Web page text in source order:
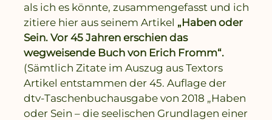
als ich es könnte, zusammengefasst und ich
zitiere hier aus seinem Artikel „Haben oder
Sein. Vor 45 Jahren erschien das
wegweisende Buch von Erich Fromm“.
(Sämtlich Zitate im Auszug aus Textors
Artikel entstammen der 45. Auflage der
dtv-Taschenbuchausgabe von 2018 „Haben
oder Sein – die seelischen Grundlagen einer